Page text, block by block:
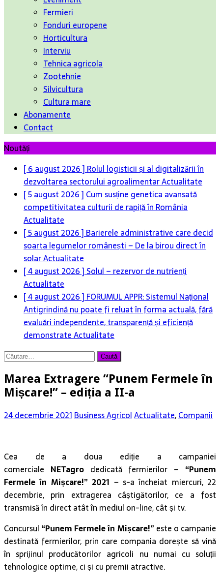
Fermieri
Fonduri europene
Horticultura
Interviu
Tehnica agricola
Zootehnie
Silvicultura
Cultura mare
Abonamente
Contact
Noutăți
[ 6 august 2026 ] Rolul logisticii și al digitalizării în
dezvoltarea sectorului agroalimentarActualitate
[ 5 august 2026 ] Cum susține genetica avansată
competitivitatea culturii de rapiță în România
Actualitate
[ 5 august 2026 ] Barierele administrative care decid
soarta legumelor românești – De la birou direct în
solarActualitate
[ 4 august 2026 ] Solul – rezervor de nutrienți
Actualitate
[ 4 august 2026 ] FORUMUL APPR: Sistemul Național
Antigrindină nu poate fi reluat în forma actuală, fără
evaluări independente, transparență și eficiență
demonstrateActualitate
Caută
Marea Extragere “Punem Fermele în
Mișcare!” – ediția a II-a
24 decembrie 2021Business AgricolActualitate,Companii
Cea de a doua ediție a campaniei
comerciale NETagrodedicată fermierilor – “Punem
Fermele în Mișcare!” 2021 – s-a încheiat miercuri, 22
decembrie, prin extragerea câștigătorilor, ce a fost
transmisă în direct atât în mediul on-line, cât și tv.
Concursul “Punem Fermele în Mișcare!” este o campanie
destinată fermierilor, prin care compania dorește să vină
în sprijinul producătorilor agricoli nu numai cu soluții
tehnologice optime, ci și cu premii atractive.